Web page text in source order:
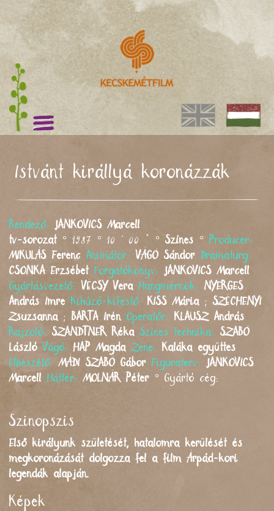
Istvánt királlyá koronázzák
Rendező: JANKOVICS Marcell
tv-sorozat° 1987 ° 10 ' 00 " ° Színes ° Producer:
MIKULÁS Ferenc Animátor: VÁGÓ Sándor Dramaturg:
CSONKA Erzsébet Forgatókönyv: JANKOVICS Marcell
Gyártásvezető: VÉCSY Vera Hangmérnök: NYERGES
András Imre Kihúzó-kifestő: KISS Mária ; SZÉCHENYI
Zsuzsanna ; BARTA Irén Operatőr: KLAUSZ András
Rajzoló: SZANDTNER Réka Színes technika: SZABÓ
László Vágó: HAP Magda Zene: Kaláka együttes
Elbeszélő:MÁDI SZABÓ Gábor Figuraterv: JANKOVICS
Marcell Háttér:MOLNÁR Péter ° Gyártó cég:
Szinopszis
Első királyunk születését, hatalomra kerülését és
megkoronázását dolgozza fel a film Árpád-kori
legendák alapján.
Képek